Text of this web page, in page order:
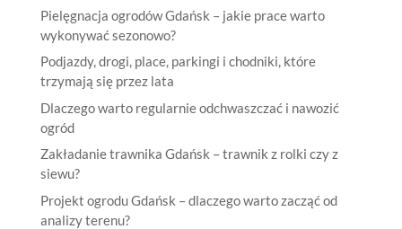
Pielęgnacja ogrodów Gdańsk – jakie prace warto
wykonywać sezonowo?
Podjazdy, drogi, place, parkingi i chodniki, które
trzymają się przez lata
Dlaczego warto regularnie odchwaszczać i nawozić
ogród
Zakładanie trawnika Gdańsk – trawnik z rolki czy z
siewu?
Projekt ogrodu Gdańsk – dlaczego warto zacząć od
analizy terenu?